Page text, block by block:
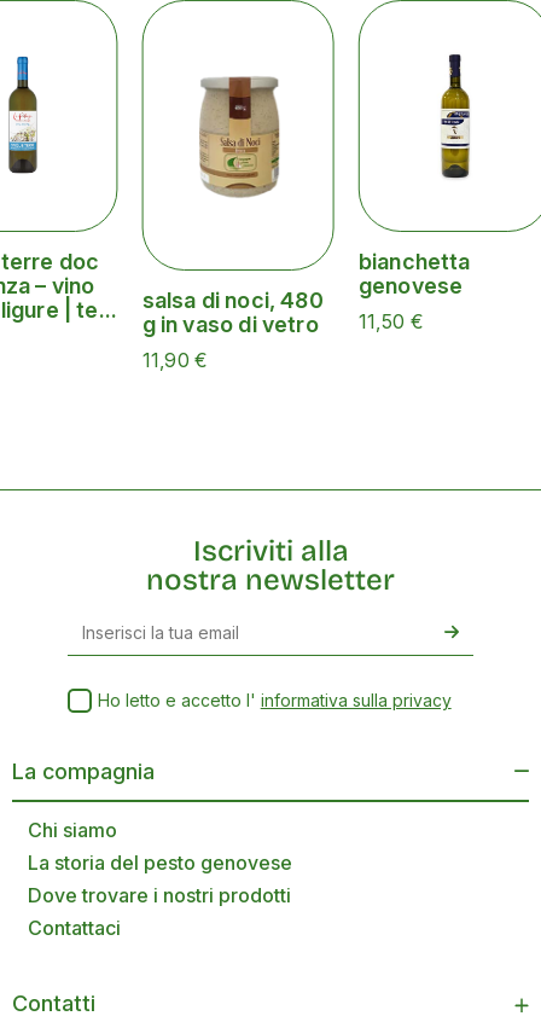
doc
– vino
| te...
salsa di noci, 480
g in vaso di vetro
11,90 €
bianchetta
genovese
11,50 €
La compagnia
Chi siamo
La storia del pesto genovese
Dove trovare i nostri prodotti
Contattaci
Contatti
Iscriviti alla
nostra newsletter
Ho letto e accetto l' informativa sulla privacy